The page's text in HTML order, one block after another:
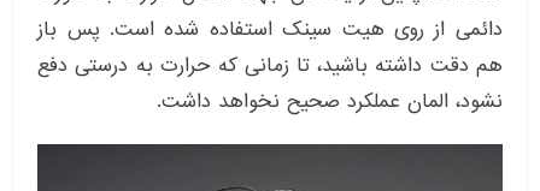
دائمی از روی هیت سینک استفاده شده است. پس باز
هم دقت داشته باشید، تا زمانی که حرارت به درستی دفع
نشود، المان عملکرد صحیح نخواهد داشت.